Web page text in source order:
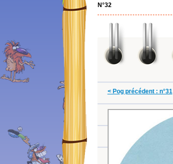
N°32
< Pog précédent : n°31